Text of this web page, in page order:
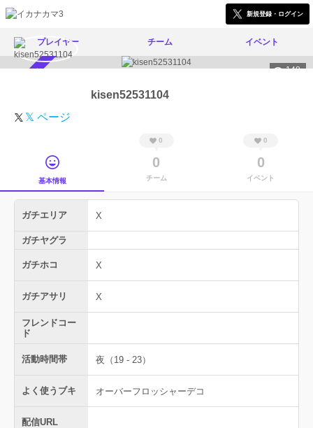
新規登録・ログイン
プレイヤー チーム イベント
148
kisen52531104
𝕏 ページ
基本情報
0
0
チーム
0
0
イベント
ガチエリア X
ガチヤグラ
ガチホコ X
ガチアサリ X
フレンドコー
ド
活動時間帯 夜（19 - 23）
よく使うブキ オーバーフロッシャーデコ
配信URL